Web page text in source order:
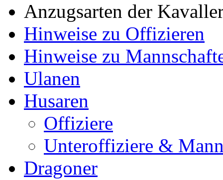
Anzugsarten der
Hinweise zu Offizieren
Hinweise zu
Ulanen
Husaren
Offiziere
Unteroffiziere &
Dragoner